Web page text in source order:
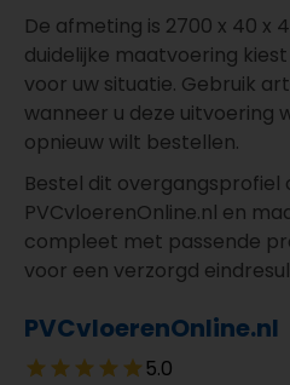
De afmeting is 2700 x 40 x
duidelijke maatvoering
voor uw situatie. Gebruik
wanneer u deze uitvoering
opnieuw wilt bestellen.
Bestel dit overgangsprofiel
PVCvloerenOnline.nl en
compleet met passende
voor een verzorgd
PVCvloerenOnline.nl
5.0